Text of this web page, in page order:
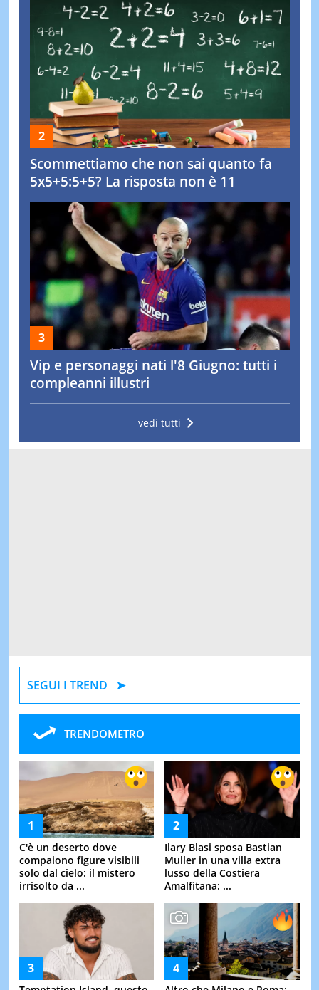
Scommettiamo che non sai quanto fa
5x5+5:5+5? La risposta non è 11
Vip e personaggi nati l'8 Giugno: tutti i
compleanni illustri
vedi tutti
SEGUI I TREND
TRENDOMETRO
C'è un deserto dove
compaiono figure visibili
solo dal cielo: il mistero
irrisolto da ...
Ilary Blasi sposa Bastian
Muller in una villa extra
lusso della Costiera
Amalfitana: ...